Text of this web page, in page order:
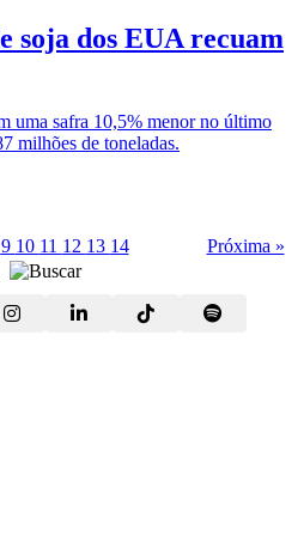
soja dos EUA recuam
uma safra 10,5% menor no último
milhões de toneladas.
9 10 11 12 13 14 Próxima »